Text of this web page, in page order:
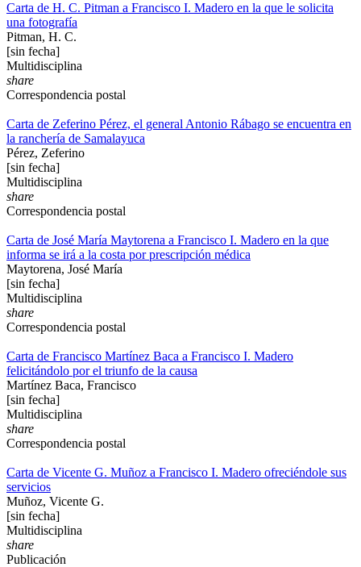
Carta de H. C. Pitman a Francisco I. Madero en la que le solicita
una fotografía
Pitman, H. C.
[sin fecha]
Multidisciplina
share
Correspondencia postal
Carta de Zeferino Pérez, el general Antonio Rábago se encuentra en
la ranchería de Samalayuca
Pérez, Zeferino
[sin fecha]
Multidisciplina
share
Correspondencia postal
Carta de José María Maytorena a Francisco I. Madero en la que
informa se irá a la costa por prescripción médica
Maytorena, José María
[sin fecha]
Multidisciplina
share
Correspondencia postal
Carta de Francisco Martínez Baca a Francisco I. Madero
felicitándolo por el triunfo de la causa
Martínez Baca, Francisco
[sin fecha]
Multidisciplina
share
Correspondencia postal
Carta de Vicente G. Muñoz a Francisco I. Madero ofreciéndole sus
servicios
Muñoz, Vicente G.
[sin fecha]
Multidisciplina
share
Publicación